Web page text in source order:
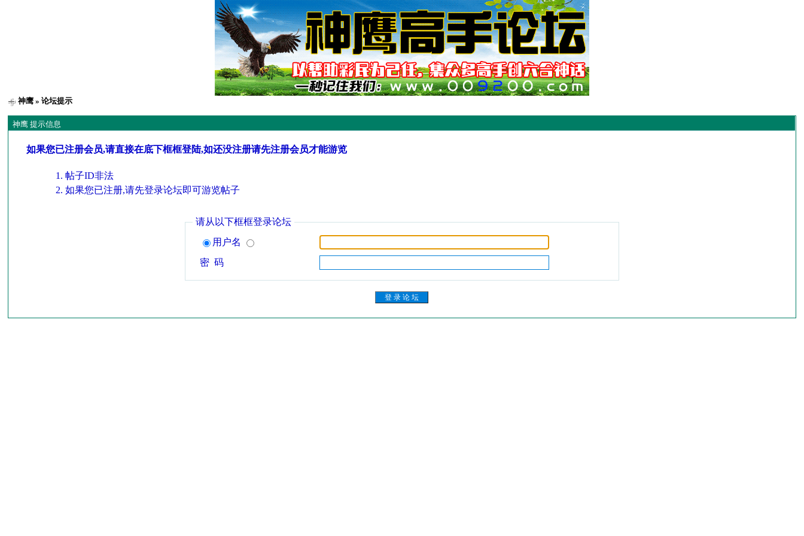
神鹰 » 论坛提示
神鹰 提示信息
如果您已注册会员,请直接在底下框框登陆,如还没注册请先注册会员才能游览
帖子ID非法
如果您已注册,请先登录论坛即可游览帖子
请从以下框框登录论坛
用户名
密 码